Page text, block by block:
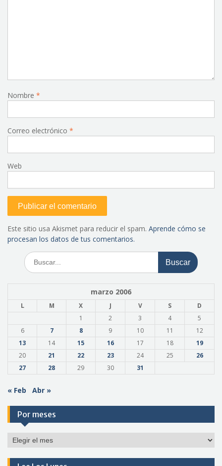
Nombre *
Correo electrónico *
Web
Este sitio usa Akismet para reducir el spam. Aprende cómo se
procesan los datos de tus comentarios.
Buscar:
marzo 2006
L M X J V S
D
1
2 3 4
5
6
7 8 9 10 11
12
13
14 15 16 17 18
19
20
21 22 23 24 25
26
27
28 29 30 31
« Feb Abr »
Por meses
Por